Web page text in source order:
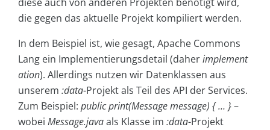
die gegen das aktuelle Projekt kompiliert werden.
In dem Beispiel ist, wie gesagt, Apache Commons
Lang ein Implementierungsdetail (daherimplement
ation). Allerdings nutzen wir Datenklassen aus
unserem :data-Projekt als Teil des API der Services.
Zum Beispiel: public print(Message message) { … }–
wobei Message.javaals Klasse im :data-Projekt